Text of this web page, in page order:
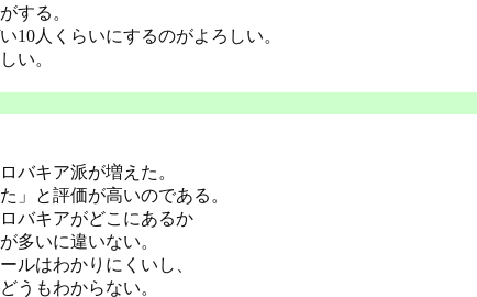
する。
人くらいにするのがよろしい。
い。
バキア派が増えた。
」と評価が高いのである。
バキアがどこにあるか
多いに違いない。
ルはわかりにくいし、
うもわからない。